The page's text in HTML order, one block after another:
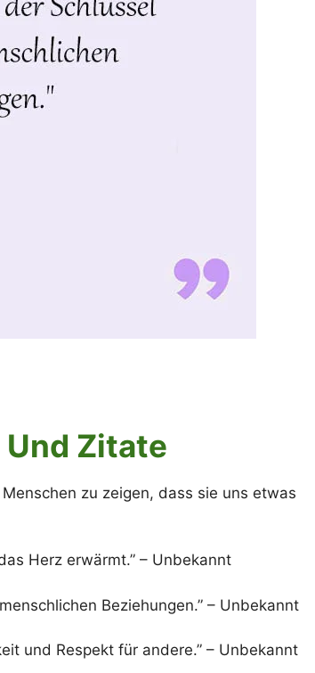
Zitate
zu zeigen, dass sie uns etwas
Herz erwärmt.” – Unbekannt
Beziehungen.” – Unbekannt
und Respekt für andere.” – Unbekannt